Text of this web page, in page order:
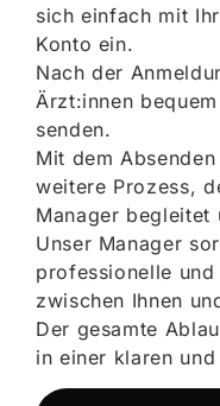
sich einfach mit
Konto ein.
Nach der
Ärzt:innen
senden.
Mit dem
weitere Prozess,
Manager
Unser Manager
professionelle
zwischen Ihnen
Der gesamte
in einer klaren